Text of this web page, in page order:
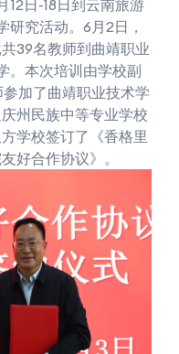
12日-18日到云南旅游
研究活动。6月2日，
39名教师到曲靖职业
。本次培训由学校副
加了曲靖职业技术学
州民族中等专业学校
学校签订了《香格里
好合作协议》。